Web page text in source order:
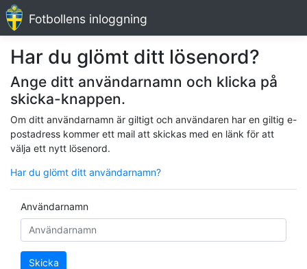
Fotbollens inloggning
Har du glömt ditt lösenord?
Ange ditt användarnamn och klicka på
skicka-knappen.
Om ditt användarnamn är giltigt och användaren har en giltig e-
postadress kommer ett mail att skickas med en länk för att
välja ett nytt lösenord.
Har du glömt ditt användarnamn?
Användarnamn
Skicka